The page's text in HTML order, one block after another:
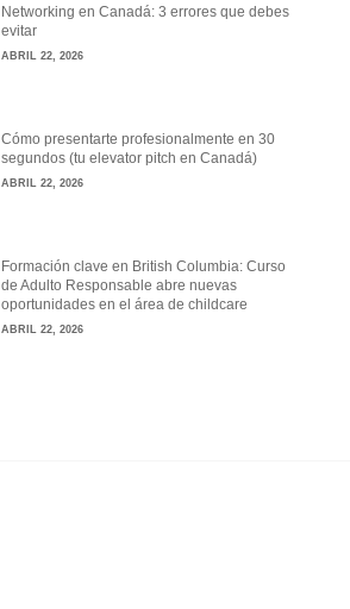
Networking en Canadá: 3 errores que debes
evitar
ABRIL 22, 2026
Cómo presentarte profesionalmente en 30
segundos (tu elevator pitch en Canadá)
ABRIL 22, 2026
Formación clave en British Columbia: Curso
de Adulto Responsable abre nuevas
oportunidades en el área de childcare
ABRIL 22, 2026